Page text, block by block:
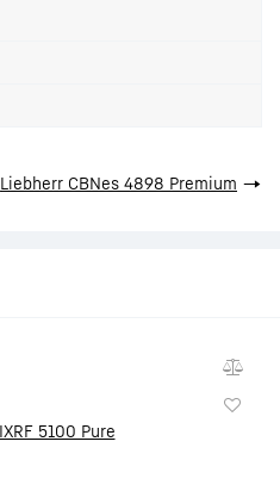
Liebherr CBNes 4898 Premium →